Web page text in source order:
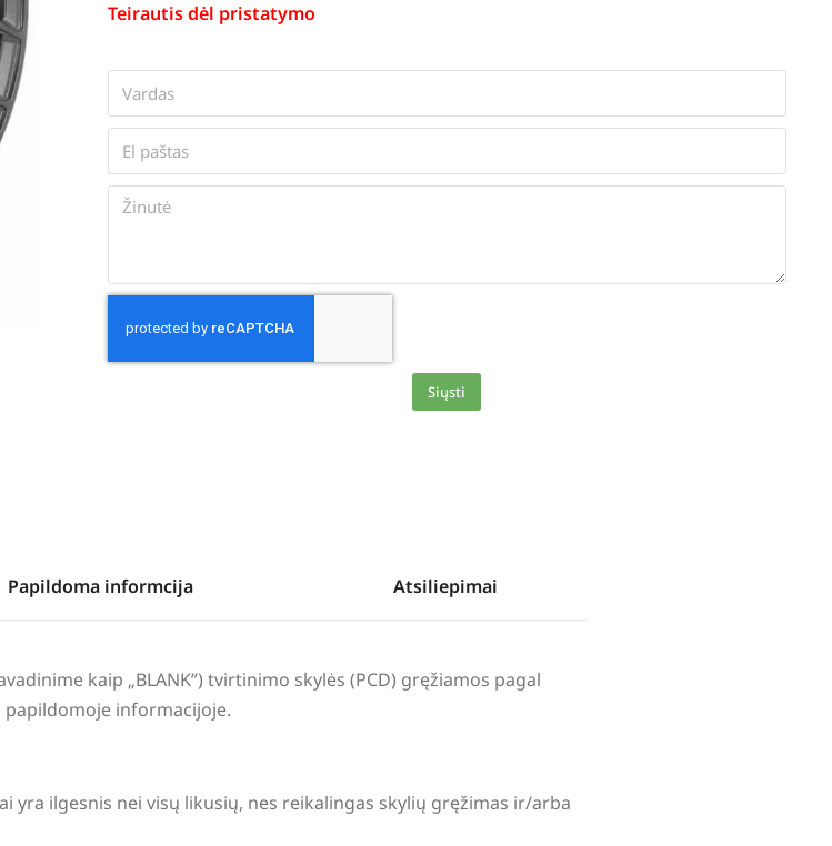
Teirautis dėl pristatymo
Siųsti
Papildoma informcija Atsiliepimai
kaip „BLANK”) tvirtinimo skylės (PCD) gręžiamos pagal
informacijoje.
yra ilgesnis nei visų likusių, nes reikalingas skylių gręžimas ir/arba